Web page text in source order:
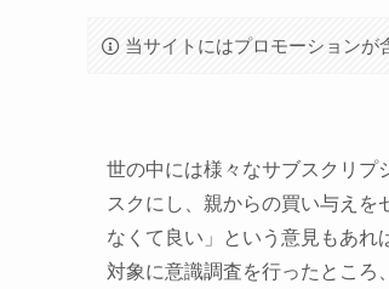
当サイトにはプロモーションが
世の中には様々なサブスクリ
スクにし、親からの買い与え
なくて良い」という意見もあ
対象に意識調査を行ったとこ